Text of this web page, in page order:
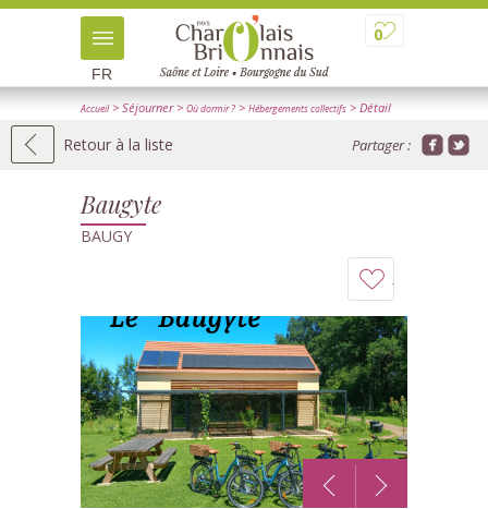
0
FR
Accueil> Séjourner> Où dormir ? > Hébergements collectifs > Détail
Retour à la liste Partager :
Baugyte
BAUGY
à
mon
carnet